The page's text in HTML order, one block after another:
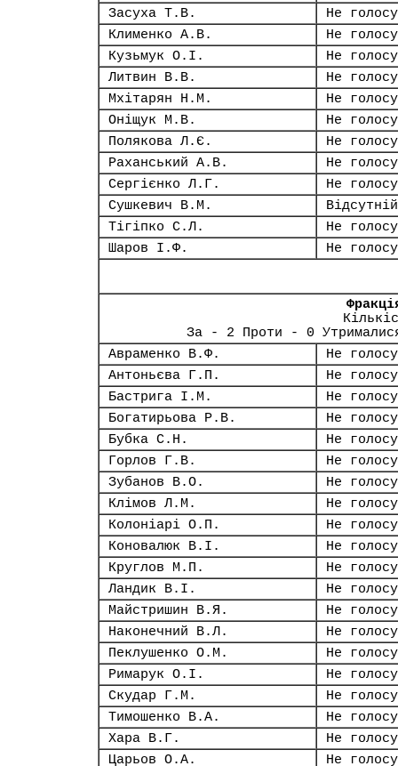
Засуха Т.В.
Не
Клименко А.В.
Не
Кузьмук О.І.
Не
Литвин В.В.
Не
Мхітарян Н.М.
Не
Оніщук М.В.
Не
Полякова Л.Є.
Не
Раханський А.В.
Не
Сергієнко Л.Г.
Не
Сушкевич В.М.
Відсутній
Тігіпко С.Л.
Не
Шаров І.Ф.
Не
За - 2 Проти - 0
Авраменко В.Ф.
Не
Антоньєва Г.П.
Не
Бастрига І.М.
Не
Богатирьова Р.В.
Не
Бубка С.Н.
Не
Горлов Г.В.
Не
Зубанов В.О.
Не
Клімов Л.М.
Не
Колоніарі О.П.
Не
Коновалюк В.І.
Не
Круглов М.П.
Не
Ландик В.І.
Не
Майстришин В.Я.
Не
Наконечний В.Л.
Не
Пеклушенко О.М.
Не
Римарук О.І.
Не
Скудар Г.М.
Не
Тимошенко В.А.
Не
Хара В.Г.
Не
Царьов О.А.
Не